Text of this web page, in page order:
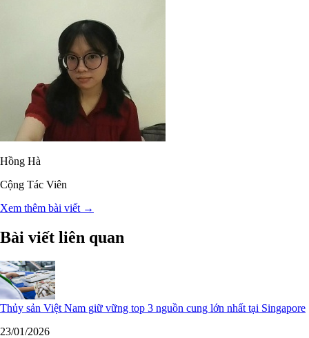
Hồng Hà
Cộng Tác Viên
Xem thêm bài viết →
Bài viết liên quan
Thủy sản Việt Nam giữ vững top 3 nguồn cung lớn nhất tại Singapore
23/01/2026